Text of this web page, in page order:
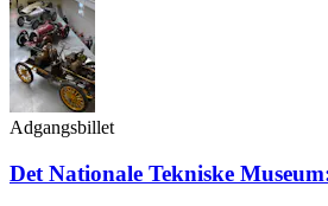
Adgangsbillet
Det Nationale Tekniske